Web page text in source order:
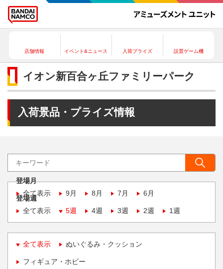
店舗情報 イベント&ニュース 入荷プライズ 設置ゲーム機
イオン新百合ヶ丘ファミリーパーク
入荷景品・プライズ情報
登場月
全て表示
9月 8月 7月 6月
登場週
全て表示
5週 4週 3週 2週 1週
全て表示 ぬいぐるみ・クッション
フィギュア・ホビー